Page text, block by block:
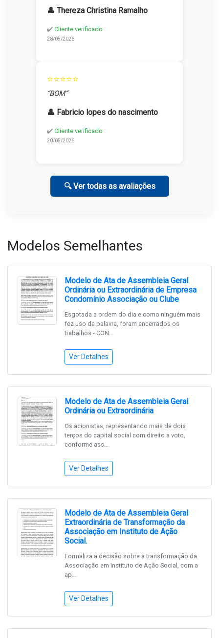
👤 Thereza Christina Ramalho
✔️ Cliente verificado
28/05/2026
⭐⭐⭐⭐⭐
“BOM”
👤 Fabricio lopes do nascimento
✔️ Cliente verificado
20/05/2026
🔍 Ver todas as avaliações
Modelos Semelhantes
Modelo de Ata de Assembleia Geral
Ordinária ou Extraordinária de Empresa
Condomínio Associação ou Clube
Esgotada a ordem do dia e como ninguém mais
fez uso da palavra, foram encerrados os
trabalhos - CON...
Ver Detalhes
Modelo de Ata de Assembleia Geral
Ordinária ou Extraordinária
Os acionistas, representando mais de dois
terços do capital social com direito a voto,
conforme ass...
Ver Detalhes
Modelo de Ata de Assembleia Geral
Extraordinária de Transformação da
Associação em Instituto de Ação
Social.
Formaliza a decisão sobre a transformação da
Associação em Instituto de Ação Social, com a
ap...
Ver Detalhes